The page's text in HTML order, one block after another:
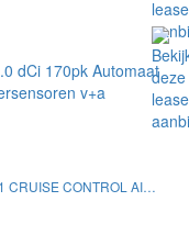
2.0 DCI 170PK 2.0 DCI 170PK AUTOMAAT L1H1 CRUISE CONTROL AIRCO CAMERA PARKEERSENSOREN V+A